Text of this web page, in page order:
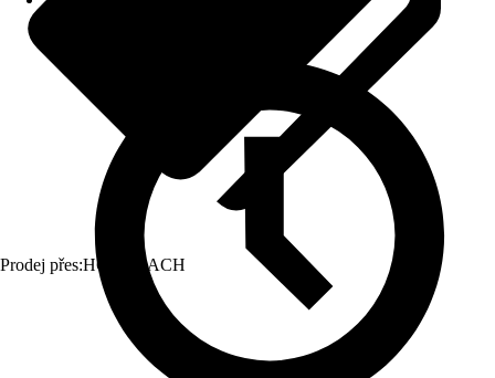
Prodej přes:HORNBACH